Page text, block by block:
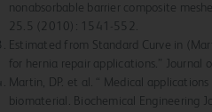
nonabsorbable barrier composite
25.5 (2010): 1541-552.
Estimated from Standard Curve in
for hernia repair applications.”
Martin, DP. et al. “ Medical
biomaterial. Biochemical Engineering